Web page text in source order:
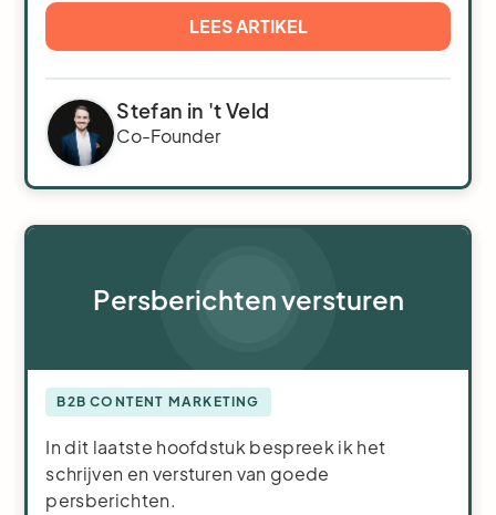
LEES ARTIKEL
Stefan in 't Veld
Co-Founder
Persberichten versturen
B2B CONTENT MARKETING
In dit laatste hoofdstuk bespreek ik het
schrijven en versturen van goede
persberichten.